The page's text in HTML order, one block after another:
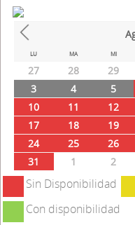
PrevLU MA MI
27 28 29
3
4 5
10
11 12
17
18 19
24
25 26
31
1 2
Sin Disponibilidad
Con disponibilidad